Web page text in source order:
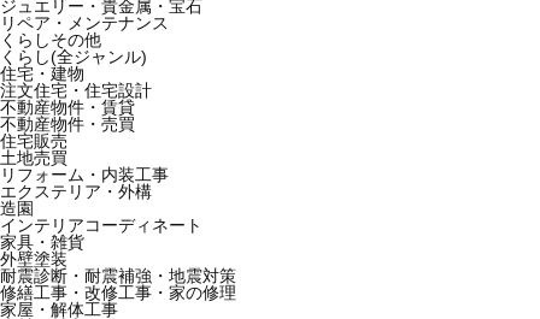
ジュエリー・貴金属・宝石
リペア・メンテナンス
くらしその他
くらし(全ジャンル)
住宅・建物
注文住宅・住宅設計
不動産物件・賃貸
不動産物件・売買
住宅販売
土地売買
リフォーム・内装工事
エクステリア・外構
造園
インテリアコーディネート
家具・雑貨
外壁塗装
耐震診断・耐震補強・地震対策
修繕工事・改修工事・家の修理
家屋・解体工事